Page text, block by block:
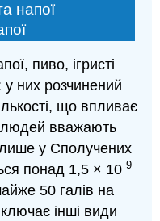
напої
пиво, ігристі
них розчинений
що впливає
людей вважають
у Сполучених
понад 1,5 × 109
50 галів на
інші види